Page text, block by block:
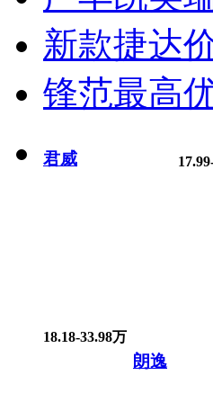
新款捷达
锋范最高
君威
18.18-33.98万
朗逸